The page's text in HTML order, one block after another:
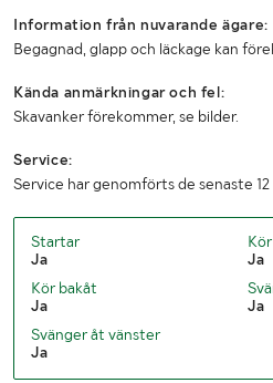
Importerad
MÅTT OCH VIKT:
Lastvikt (kg)
Bredd (mm)
Information från nuvarande ägare:
Begagnad, glapp och läckage kan
Kända anmärkningar och fel:
Skavanker förekommer, se bilder.
Service:
Service har genomförts de senaste
Startar
Ja
Ja
Kör bakåt
Ja
Ja
Svänger åt vänster
Ja